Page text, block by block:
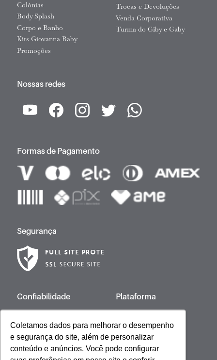
Coletamos dados para melhorar o desempenho
e segurança do site, além de personalizar
conteúdo e anúncios. Você pode configurar
Colônias
Body Splash
Corpo e Banho
Kits Giovanna Baby
Promoções
Trocas e Devoluções
Venda Corporativa
Turma do Giby e Gaby
Nossas redes
Formas de Pagamento
Segurança
Confiabilidade Plataforma
Desenvolvido por